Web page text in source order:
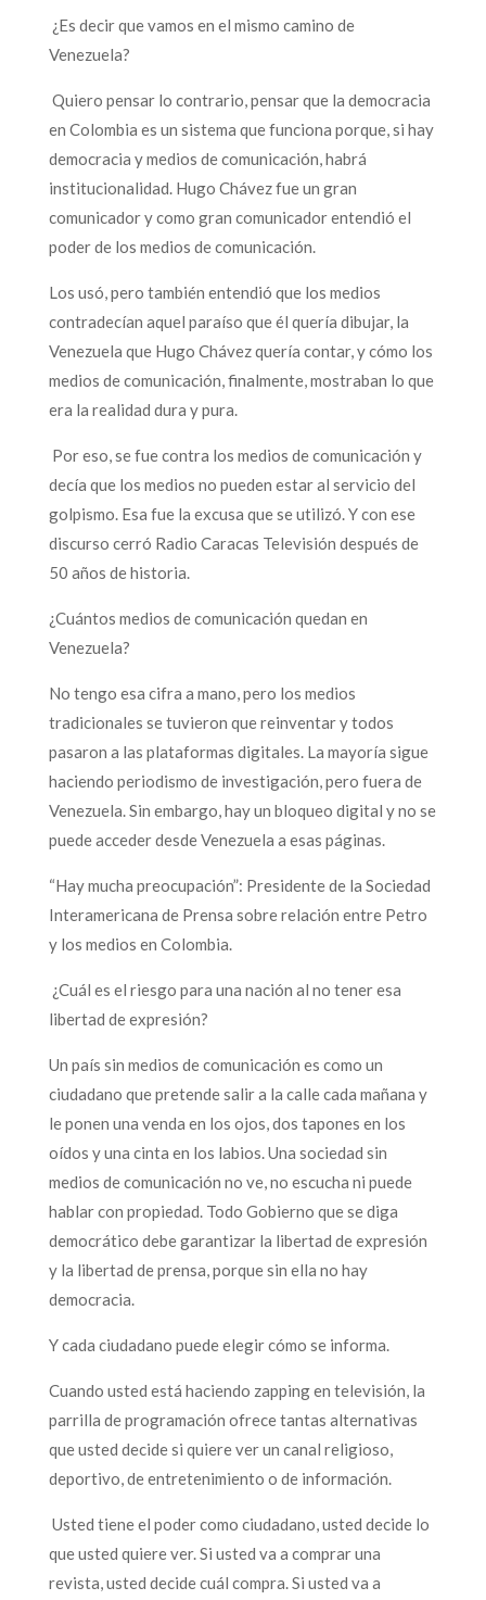
¿Es decir que vamos en el mismo camino de
Venezuela?
Quiero pensar lo contrario, pensar que la democracia
en Colombia es un sistema que funciona porque, si hay
democracia y medios de comunicación, habrá
institucionalidad. Hugo Chávez fue un gran
comunicador y como gran comunicador entendió el
poder de los medios de comunicación.
Los usó, pero también entendió que los medios
contradecían aquel paraíso que él quería dibujar, la
Venezuela que Hugo Chávez quería contar, y cómo los
medios de comunicación, finalmente, mostraban lo que
era la realidad dura y pura.
Por eso, se fue contra los medios de comunicación y
decía que los medios no pueden estar al servicio del
golpismo. Esa fue la excusa que se utilizó. Y con ese
discurso cerró Radio Caracas Televisión después de
50 años de historia.
¿Cuántos medios de comunicación quedan en
Venezuela?
No tengo esa cifra a mano, pero los medios
tradicionales se tuvieron que reinventar y todos
pasaron a las plataformas digitales. La mayoría sigue
haciendo periodismo de investigación, pero fuera de
Venezuela. Sin embargo, hay un bloqueo digital y no se
puede acceder desde Venezuela a esas páginas.
“Hay mucha preocupación”: Presidente de la Sociedad
Interamericana de Prensa sobre relación entre Petro
y los medios en Colombia.
¿Cuál es el riesgo para una nación al no tener esa
libertad de expresión?
Un país sin medios de comunicación es como un
ciudadano que pretende salir a la calle cada mañana y
le ponen una venda en los ojos, dos tapones en los
oídos y una cinta en los labios. Una sociedad sin
medios de comunicación no ve, no escucha ni puede
hablar con propiedad. Todo Gobierno que se diga
democrático debe garantizar la libertad de expresión
y la libertad de prensa, porque sin ella no hay
democracia.
Y cada ciudadano puede elegir cómo se informa.
Cuando usted está haciendo zapping en televisión, la
parrilla de programación ofrece tantas alternativas
que usted decide si quiere ver un canal religioso,
deportivo, de entretenimiento o de información.
Usted tiene el poder como ciudadano, usted decide lo
que usted quiere ver. Si usted va a comprar una
revista, usted decide cuál compra. Si usted va a